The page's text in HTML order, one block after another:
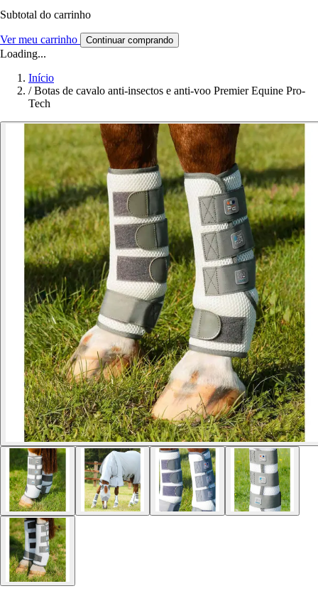
Subtotal do carrinho
Ver meu carrinho Continuar comprando
Loading...
Início
/ Botas de cavalo anti-insectos e anti-voo Premier Equine Pro-
Tech